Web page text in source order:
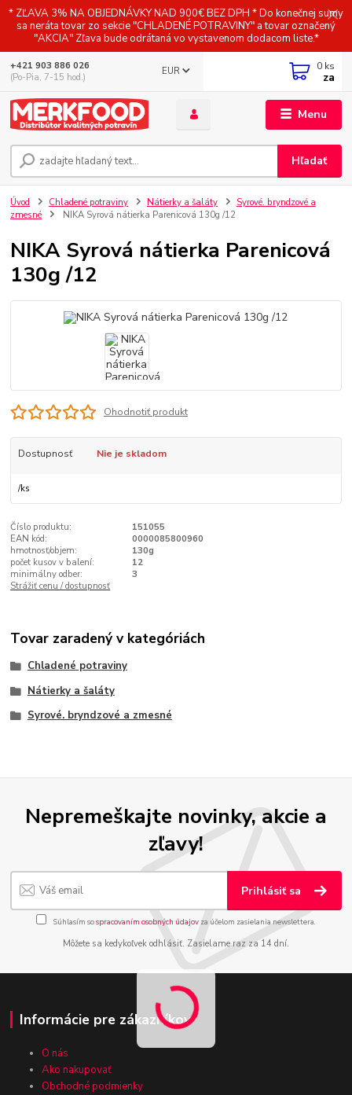
* ZĽAVA 3% NA OBJEDNÁVKY NAD 900€ BEZ DPH * Do konečnej sumy
sa neráta tovar zo sekcie "CHLADENÉ POTRAVINY" a tovar označený
"AKCIA" Zľava bude odrátaná vo vystavenom dodacom liste.*
Menu
EUR
Hľadať
+421 903 886 026
(Po-Pia, 7-15 hod.)
0 ks
za
Úvod Chladené potraviny Nátierky a šaláty
Syrové. bryndzové a
zmesné
NIKA Syrová nátierka Parenicová 130g /12
NIKA Syrová nátierka Parenicová
130g /12
Ohodnotiť produkt
Dostupnosť Nie je skladom
/ks
Číslo produktu:
151055
EAN kód:
0000085800960
hmotnosť/objem:
130g
počet kusov v balení:
12
minimálny odber:
3
Strážiť cenu / dostupnosť
Tovar zaradený v kategóriách
Chladené potraviny
Nátierky a šaláty
Syrové. bryndzové a zmesné
Nepremeškajte novinky, akcie a
zľavy!
Prihlásiť sa
Súhlasím sospracovaním osobných údajov za účelom zasielania newslettera.
Môžete sa kedykoľvek odhlásiť. Zasielame raz za 14 dní.
Informácie pre zákazníkov
O nás
Ako nakupovať
Obchodné podmienky